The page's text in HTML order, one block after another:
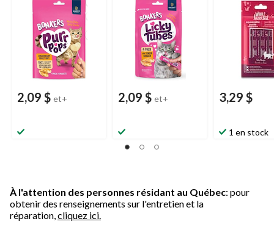
2,09 $ et+ 2,09 $ et+ 3,29 $
1 en stock
À l'attention des personnes résidant au Québec: pour
obtenir des renseignements sur l'entretien et la
réparation, cliquez ici.